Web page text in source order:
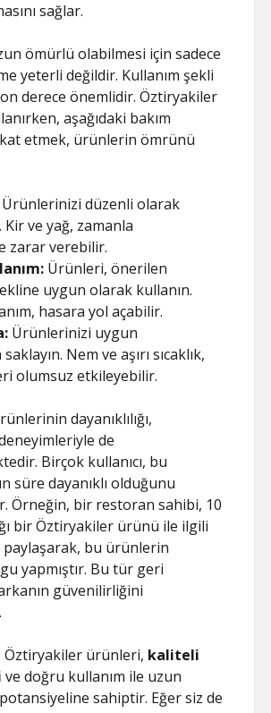
sağlar.
ömürlü olabilmesi için sadece
yeterli değildir. Kullanım şekli
derece önemlidir. Öztiryakiler
aşağıdaki bakım
etmek, ürünlerin ömrünü
Ürünlerinizi düzenli olarak
ve yağ, zamanla
zarar verebilir.
Ürünleri, önerilen
uygun olarak kullanın.
hasara yol açabilir.
Ürünlerinizi uygun
Nem ve aşırı sıcaklık,
olumsuz etkileyebilir.
dayanıklılığı,
de
Birçok kullanıcı, bu
süre dayanıklı olduğunu
Örneğin, bir restoran sahibi, 10
bir Öztiryakiler ürünü ile ilgili
bu ürünlerin
yapmıştır. Bu tür geri
güvenilirliğini
Öztiryakiler ürünleri, kaliteli
ve doğru kullanım ile uzun
sahiptir. Eğer siz de